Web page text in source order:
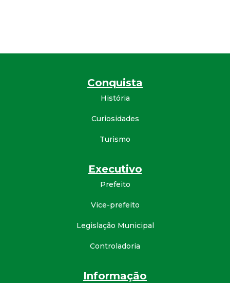
Conquista
História
Curiosidades
Turismo
Executivo
Prefeito
Vice-prefeito
Legislação Municipal
Controladoria
Informação